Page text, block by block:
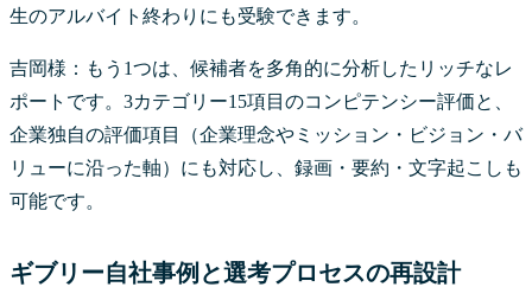
生のアルバイト終わりにも受験できます。
吉岡様：もう1つは、候補者を多角的に分析したリッチなレ
ポートです。3カテゴリー15項目のコンピテンシー評価と、
企業独自の評価項目（企業理念やミッション・ビジョン・バ
リューに沿った軸）にも対応し、録画・要約・文字起こしも
可能です。
ギブリー自社事例と選考プロセスの再設計